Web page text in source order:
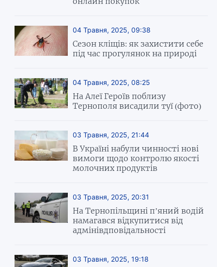
04 Травня, 2025, 09:38
Сезон кліщів: як захистити себе
під час прогулянок на природі
04 Травня, 2025, 08:25
На Алеї Героїв поблизу
Тернополя висадили туї (фото)
03 Травня, 2025, 21:44
В Україні набули чинності нові
вимоги щодо контролю якості
молочних продуктів
03 Травня, 2025, 20:31
На Тернопільщині п’яний водій
намагався відкупитися від
адмінівдповідальності
03 Травня, 2025, 19:18